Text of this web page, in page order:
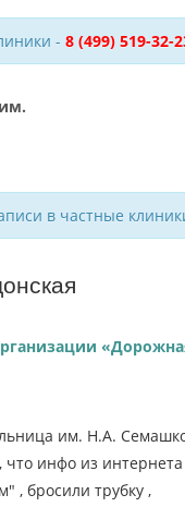
- 8 (499) 519-32-
в частные
им. Н.А.
инфо из
, бросили трубку ,